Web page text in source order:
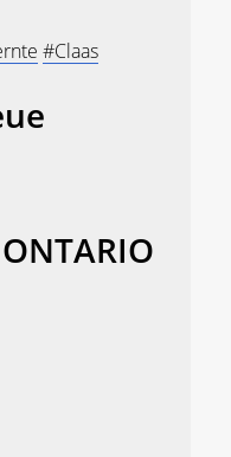
#Claas